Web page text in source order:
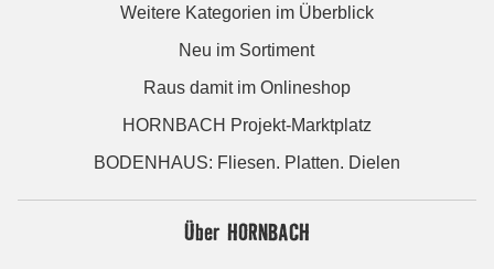
Weitere Kategorien im Überblick
Neu im Sortiment
Raus damit im Onlineshop
HORNBACH Projekt-Marktplatz
BODENHAUS: Fliesen. Platten. Dielen
Über HORNBACH